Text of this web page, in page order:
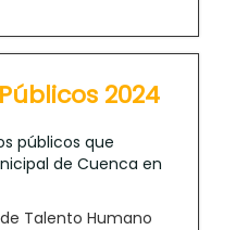
2024
públicos que
de Cuenca en
Talento Humano